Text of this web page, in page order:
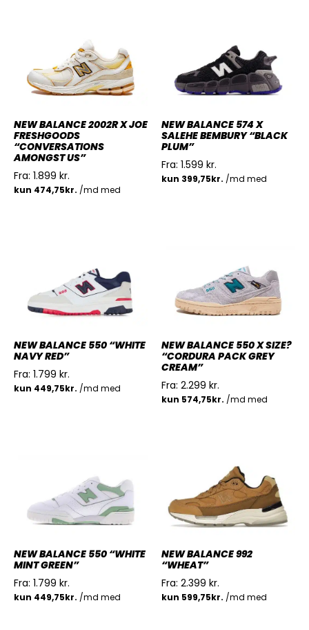
NEW BALANCE 2002R X JOE
FRESHGOODS
“CONVERSATIONS
AMONGST US”
Fra: 1.899 kr.
NEW BALANCE 574 X
SALEHE BEMBURY “BLACK
PLUM”
Fra: 1.599 kr.
NEW BALANCE 550 “WHITE
NAVY RED”
Fra: 1.799 kr.
NEW BALANCE 550 X SIZE?
“CORDURA PACK GREY
CREAM”
Fra: 2.299 kr.
NEW BALANCE 550 “WHITE
MINT GREEN”
Fra: 1.799 kr.
NEW BALANCE 992
“WHEAT”
Fra: 2.399 kr.